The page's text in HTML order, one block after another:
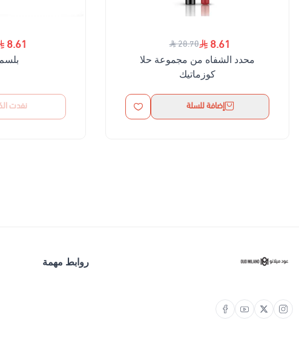
8.61
28.70
محدد الشفاه من مجموعة حلا
كوزماتيك
إضافة للسلة
8.61
نفدت
روابط مهمة